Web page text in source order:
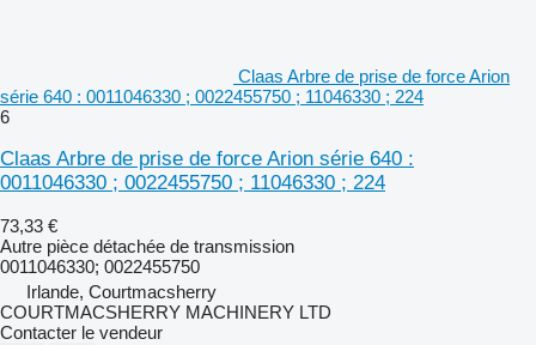
Claas Arbre de prise de force Arion
série 640 : 0011046330 ; 0022455750 ; 11046330 ; 224
6
Claas Arbre de prise de force Arion série 640 :
0011046330 ; 0022455750 ; 11046330 ; 224
73,33 €
Autre pièce détachée de transmission
0011046330; 0022455750
Irlande, Courtmacsherry
COURTMACSHERRY MACHINERY LTD
Contacter le vendeur